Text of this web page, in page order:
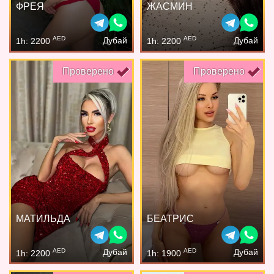
ФРЕЯ
1h: 2200 AED Дубай
ЖАСМИН
1h: 2200AED Дубай
Проверено
МАТИЛЬДА
1h: 2200 AED Дубай
Проверено
БЕАТРИС
1h: 1900 AED Дубай